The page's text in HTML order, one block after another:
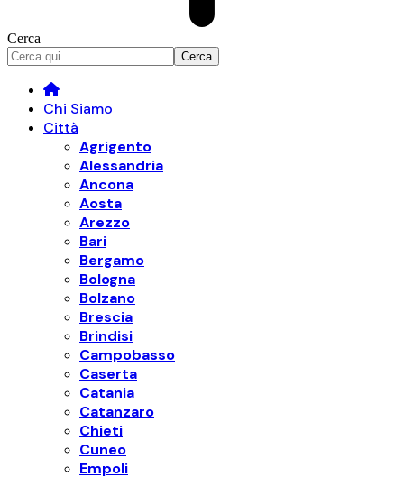
Cerca
Chi Siamo
Città
Agrigento
Alessandria
Ancona
Aosta
Arezzo
Bari
Bergamo
Bologna
Bolzano
Brescia
Brindisi
Campobasso
Caserta
Catania
Catanzaro
Chieti
Cuneo
Empoli